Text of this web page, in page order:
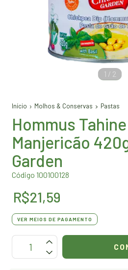
1 / 2
Início Molhos & Conservas Pastas
Hommus
Manjericão
Garden
Código 100100128
R$21,59
VER MEIOS DE PAGAMENTO